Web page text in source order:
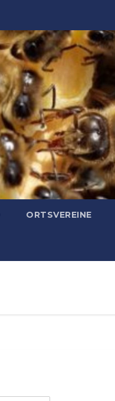
ORTSVEREINE